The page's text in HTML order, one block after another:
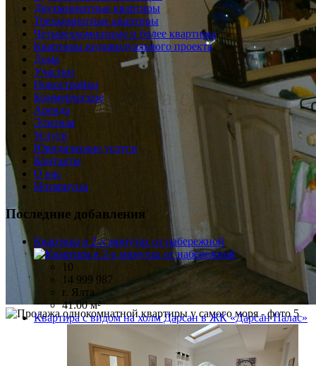
Двухкомнатные квартиры
Трехкомнатные квартиры
Четырехкомнатные и более квартиры
Квартиры индивидуального проекта
Дома
Участки
Новостройки
Коммерческие
Аренда
Элитная
Услуги
Юридические услуги
Контакты
О нас
Нотариусы
Последние добавления
Квартира в 2-х минутах от набережной
10
14 999 987
г. Ялта
41.00 м²
Квартира с видом на холм Дарсан в ЖК «Дарсан Палас»